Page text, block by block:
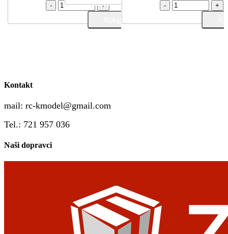
- + - +
Kontakt
mail: rc-kmodel@gmail.com
Tel.: 721 957 036
Naši dopravci